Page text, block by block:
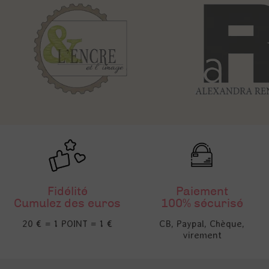
Fidélité
Cumulez des euros
20 € = 1 POINT = 1 €
Paiement
100% sécurisé
CB, Paypal, Chèque,
virement